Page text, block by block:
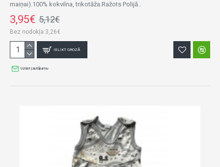
maiņai).100% kokvilna, trikotāža.Ražots Polijā..
3,95€ 5,12€
Bez nodokļa:3,26€
IELIKT GROZĀ
Uzdot jautājumu